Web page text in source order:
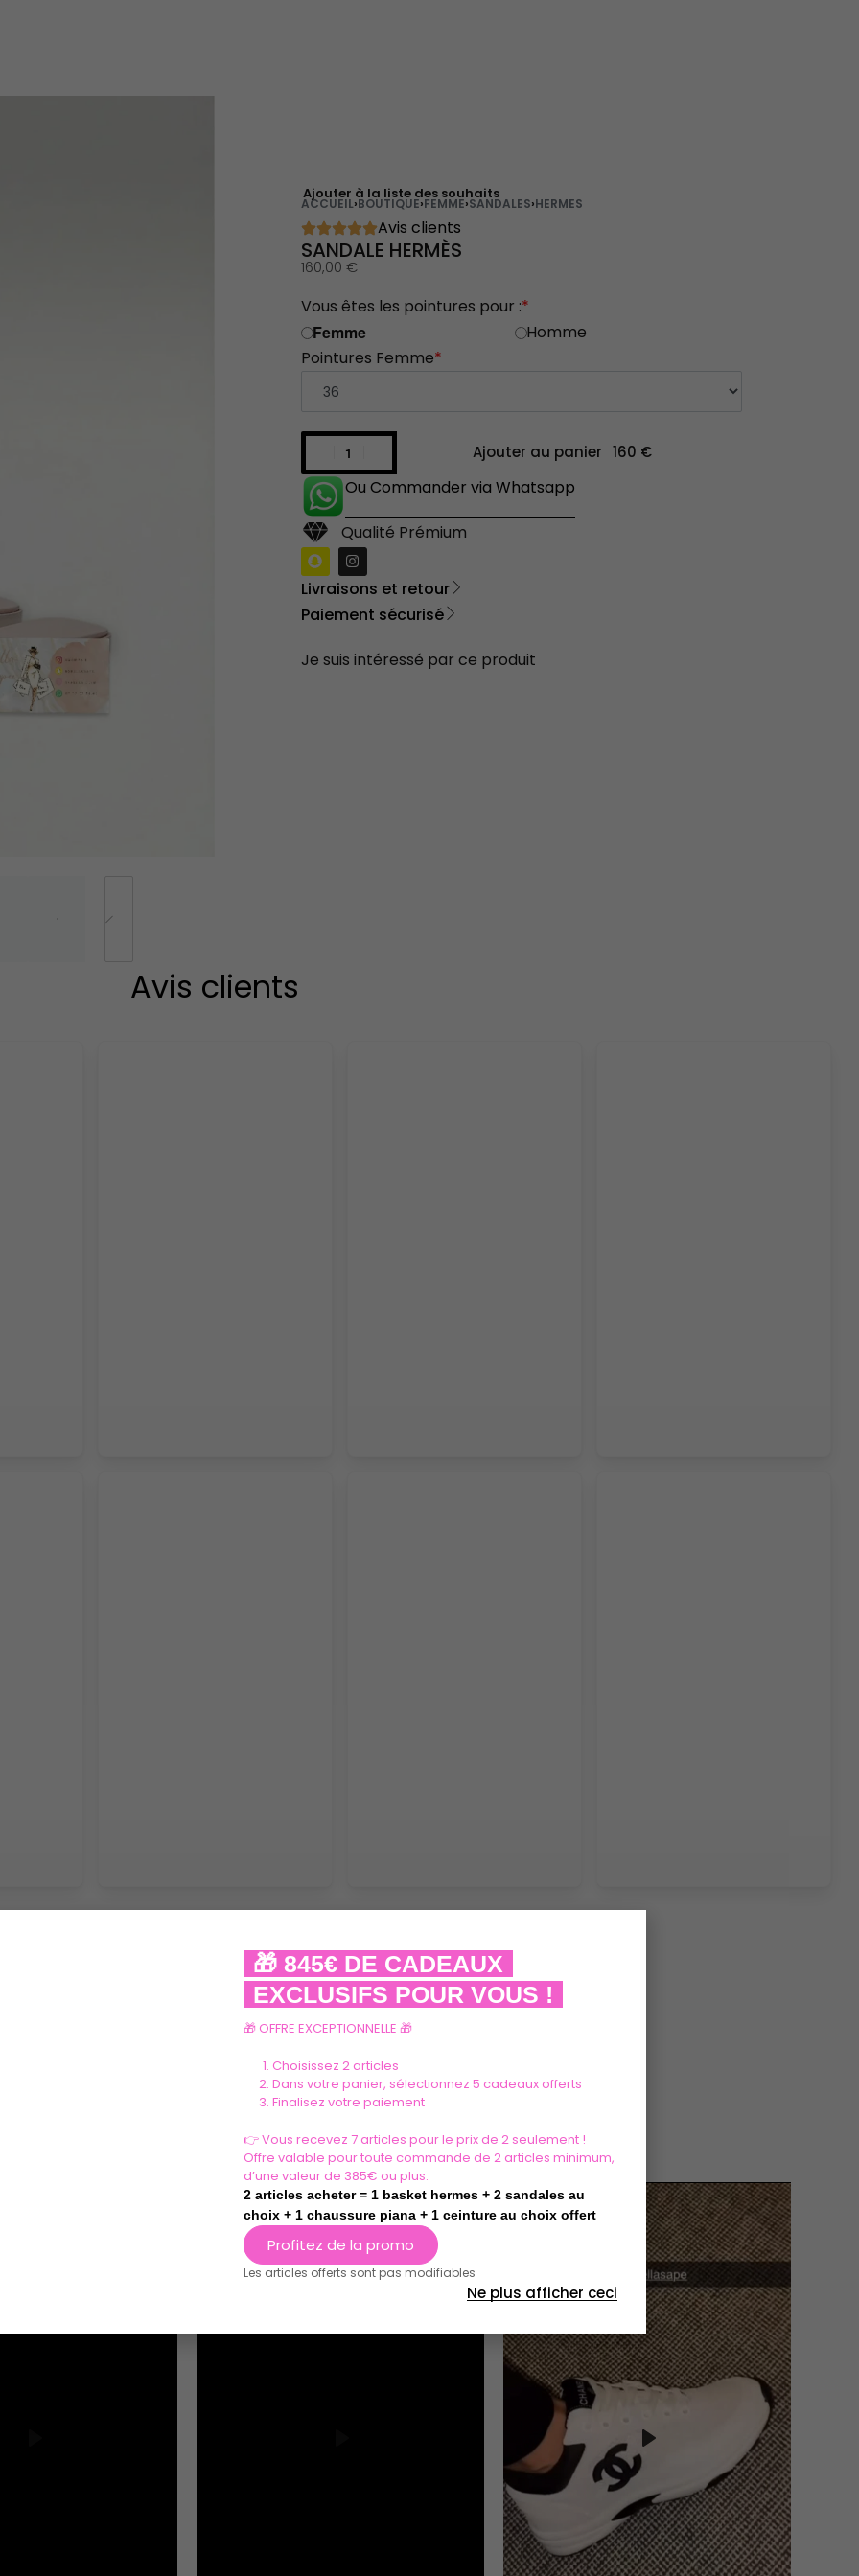
Ajouter à la liste des souhaits
ACCUEIL›BOUTIQUE›FEMME›SANDALES›HERMES
Avis clients
SANDALE HERMÈS
160,00 €
*
Vous êtes les pointures pour :
Femme
Homme
*
Pointures Femme
Ajouter au panier
Ou Commander via Whatsapp
Qualité Prémium
Livraisons et retour
Paiement sécurisé
Je suis intéressé par ce produit
Avis clients
Ils parlent de nous
🎁 845€ DE CADEAUX
EXCLUSIFS POUR VOUS !
🎁 OFFRE EXCEPTIONNELLE 🎁
Choisissez 2 articles
Dans votre panier, sélectionnez 5 cadeaux offerts
Finalisez votre paiement
👉 Vous recevez 7 articles pour le prix de 2 seulement !
Offre valable pour toute commande de 2 articles minimum,
d’une valeur de 385€ ou plus.
2 articles acheter = 1 basket hermes + 2 sandales au
choix + 1 chaussure piana + 1 ceinture au choix offert
Profitez de la promo
Les articles offerts sont pas modifiables
Ne plus afficher ceci